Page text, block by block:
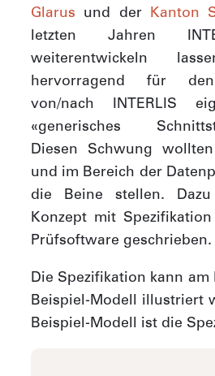
Glarus und der Kanton
letzten Jahren
weiterentwickeln
hervorragend für den
von/nach INTERLIS
«generisches
Diesen Schwung
und im Bereich der
die Beine stellen.
Konzept mit
Prüfsoftware geschrieben.
Die Spezifikation kann am
Beispiel-Modell illustriert
Beispiel-Modell ist die